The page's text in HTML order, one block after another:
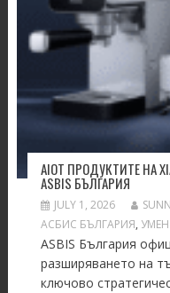
AIOT ПРОДУКТИТЕ НА
ASBIS БЪЛГАРИЯ
JULY 1, 2026
АСБИС БЪЛГАРИЯ,
ASBIS България
разширяването на
ключово